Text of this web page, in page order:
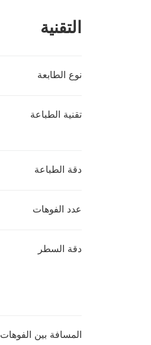
التقنية
نوع الطابعة
تقنية الطباعة
دقة الطباعة
عدد الفوهات
دقة السطر
المسافة بين الفوهات